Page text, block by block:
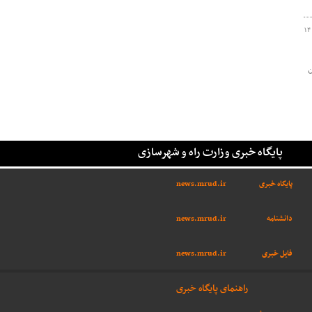
پایگاه خبری وزارت راه و شهرسازی
پایگاه خبری news.mrud.ir
دانشنامه
news.mrud.ir
فایل خبری news.mrud.ir
راهنمای پایگاه خبری